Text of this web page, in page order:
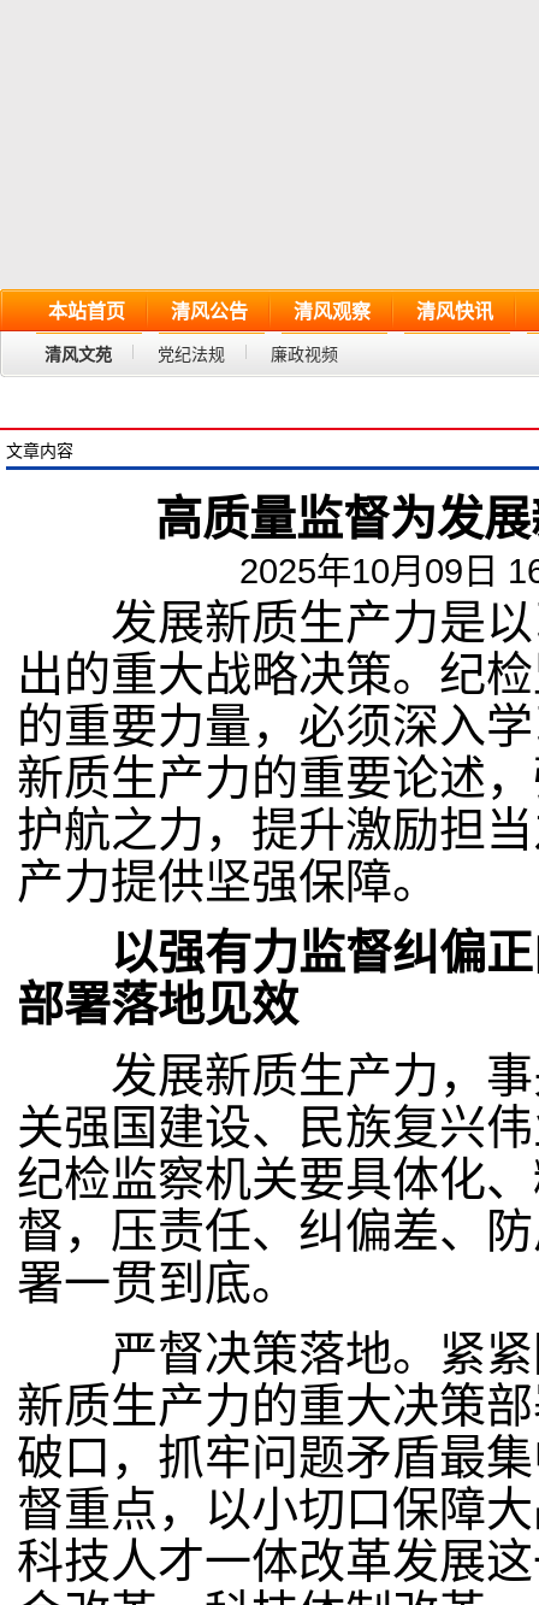
本站首页 清风公告 清风观察 清风快讯
清风文苑 党纪法规 廉政视频
文章内容
高质量监督为发
2025年10月09日
发展新质生产力是以
出的重大战略决策。纪
的重要力量，必须深入
新质生产力的重要论述
护航之力，提升激励担
产力提供坚强保障。
以强有力监督纠偏正
部署落地见效
发展新质生产力，事
关强国建设、民族复兴伟
纪检监察机关要具体化
督，压责任、纠偏差、
署一贯到底。
严督决策落地。紧紧
新质生产力的重大决策
破口，抓牢问题矛盾最
督重点，以小切口保障
科技人才一体改革发展